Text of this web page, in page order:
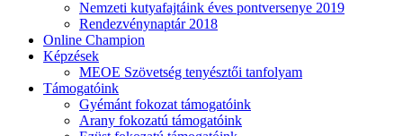
Nemzeti kutyafajtáink éves pontversenye 2019
Rendezvénynaptár 2018
Online Champion
Képzések
MEOE Szövetség tenyésztői tanfolyam
Támogatóink
Gyémánt fokozat támogatóink
Arany fokozatú támogatóink